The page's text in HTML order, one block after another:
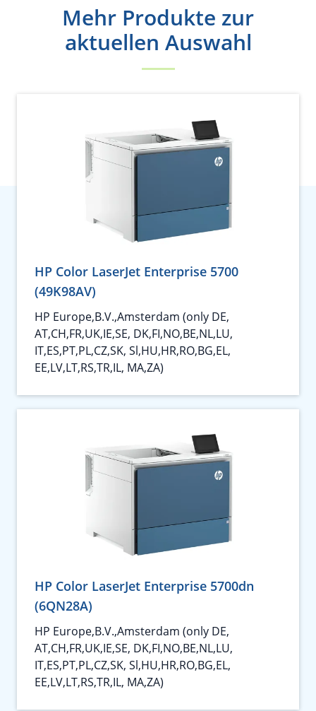
Mehr Produkte zur
aktuellen Auswahl
HP Color LaserJet Enterprise 5700
(49K98AV)
HP Europe,B.V.,Amsterdam (only DE,
AT,CH,FR,UK,IE,SE, DK,FI,NO,BE,NL,LU,
IT,ES,PT,PL,CZ,SK, Sl,HU,HR,RO,BG,EL,
EE,LV,LT,RS,TR,IL, MA,ZA)
HP Color LaserJet Enterprise 5700dn
(6QN28A)
HP Europe,B.V.,Amsterdam (only DE,
AT,CH,FR,UK,IE,SE, DK,FI,NO,BE,NL,LU,
IT,ES,PT,PL,CZ,SK, Sl,HU,HR,RO,BG,EL,
EE,LV,LT,RS,TR,IL, MA,ZA)